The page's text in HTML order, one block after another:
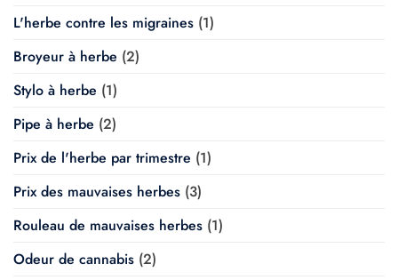
L'herbe contre les migraines (1)
Broyeur à herbe (2)
Stylo à herbe (1)
Pipe à herbe (2)
Prix de l'herbe par trimestre (1)
Prix des mauvaises herbes (3)
Rouleau de mauvaises herbes (1)
Odeur de cannabis (2)